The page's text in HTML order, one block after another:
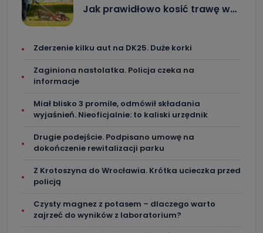
Jak prawidłowo kosić trawę w…
Zderzenie kilku aut na DK25. Duże korki
Zaginiona nastolatka. Policja czeka na
informacje
Miał blisko 3 promile, odmówił składania
wyjaśnień. Nieoficjalnie: to kaliski urzędnik
Drugie podejście. Podpisano umowę na
dokończenie rewitalizacji parku
Z Krotoszyna do Wrocławia. Krótka ucieczka przed
policją
Czysty magnez z potasem – dlaczego warto
zajrzeć do wyników z laboratorium?